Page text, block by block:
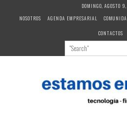
DOMINGO, AGOSTO
NOSOTROS
AGENDA EMPRESARIAL
CONTACTOS